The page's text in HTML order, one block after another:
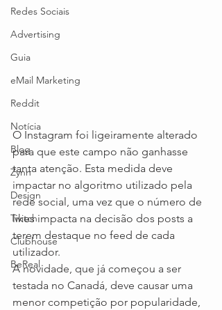
Redes Sociais
Advertising
Guia
eMail Marketing
Reddit
Notícia
Blog
Zynn
Design
Twitch
Clubhouse
BeReal
O Instagram foi ligeiramente alterado
para que este campo não ganhasse
tanta atenção. Esta medida deve
impactar no algoritmo utilizado pela
rede social, uma vez que o número de
likes impacta na decisão dos posts a
terem destaque no feed de cada
utilizador.
A novidade, que já começou a ser
testada no Canadá, deve causar uma
menor competição por popularidade,